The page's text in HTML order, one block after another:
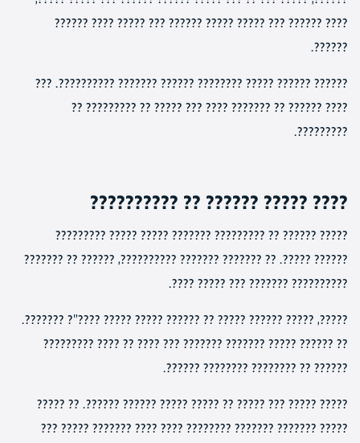
???? ?????? ??? ????? ????? ?????? ??? ????? ???? ??????
??????.
?????? ?????? ????? ???????? ?????? ??????? ??????????. ???
???? ?????? ?? ??????? ???? ??? ????? ?? ????????? ??
?????????.
???? ????? ?????? ?? ??????????
????? ?????? ?? ????????? ??????? ????? ????? ?????????
?????? ?????. ?? ??????? ??????? ??????????, ?????? ?? ???????
?????????? ??????? ??? ????? ????.
?????, ????? ?????? ????? ?? ?????? ????? ????? ????"? ???????.
?? ?????? ????? ??????? ??????? ??? ???? ?? ???? ?????????
?????? ?? ???????? ???????? ??????.
????? ????? ??? ????? ?? ????? ????? ?????? ??????. ?? ?????
????? ??????? ??????? ???????? ???? ???? ??????? ????? ???